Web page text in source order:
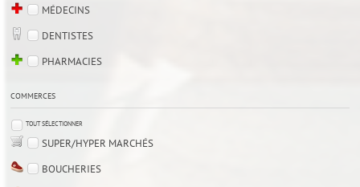
MÉDECINS
DENTISTES
PHARMACIES
COMMERCES
TOUT SÉLECTIONNER
SUPER/HYPER MARCHÉS
BOUCHERIES